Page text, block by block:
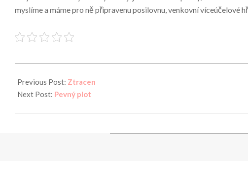
myslíme a máme pro ně připravenu posilovnu, venkovní víceúčelové
01-
18
Previous Post: Ztracen
Next Post: Pevný plot